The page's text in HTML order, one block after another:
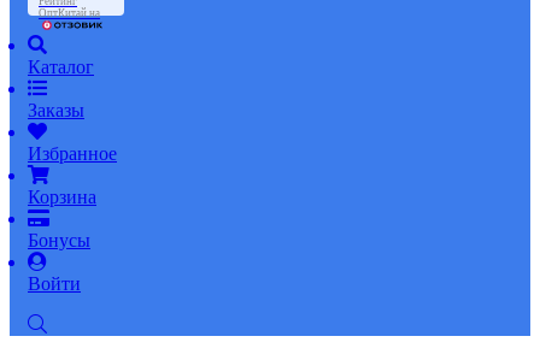
ОптКитай на
Каталог
Заказы
Избранное
Корзина
Бонусы
Войти